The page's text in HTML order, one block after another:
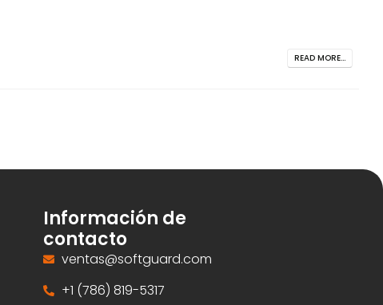
READ MORE...
Información de
contacto
ventas@softguard.com
+1 (786) 819-5317